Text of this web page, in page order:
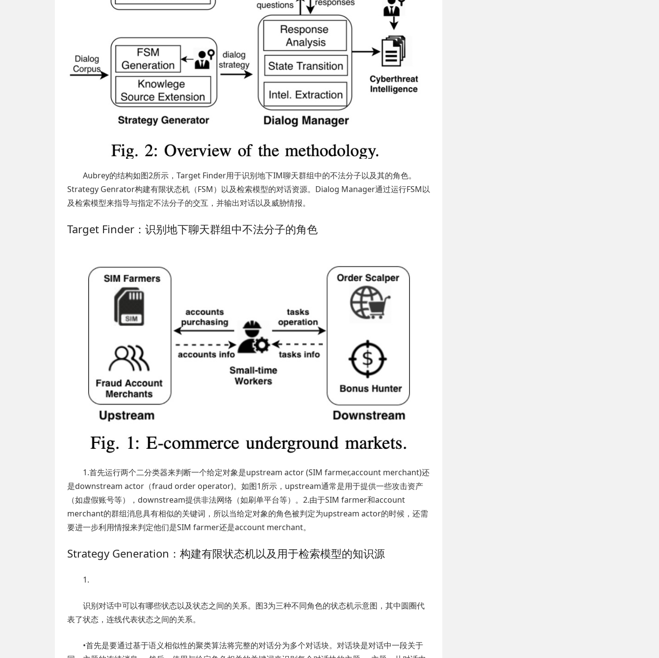
Aubrey的结构如图2所示，Target Finder用于识别地下IM聊天群组中的不法分子以及其的角色。
Strategy Genrator构建有限状态机（FSM）以及检索模型的对话资源。Dialog Manager通过运行FSM以
及检索模型来指导与指定不法分子的交互，并输出对话以及威胁情报。
Target Finder：识别地下聊天群组中不法分子的角色
1.首先运行两个二分类器来判断一个给定对象是upstream actor (SIM farmer,account merchant)还
是downstream actor（fraud order operator)。如图1所示，upstream通常是用于提供一些攻击资产
（如虚假账号等），downstream提供非法网络（如刷单平台等）。2.由于SIM farmer和account
merchant的群组消息具有相似的关键词，所以当给定对象的角色被判定为upstream actor的时候，还需
要进一步利用情报来判定他们是SIM farmer还是account merchant。
Strategy Generation：构建有限状态机以及用于检索模型的知识源
1.
识别对话中可以有哪些状态以及状态之间的关系。图3为三种不同角色的状态机示意图，其中圆圈代
表了状态，连线代表状态之间的关系。
•首先是要通过基于语义相似性的聚类算法将完整的对话分为多个对话块。对话块是对话中一段关于